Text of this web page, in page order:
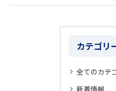
カテゴリ
全てのカテ
新着情報